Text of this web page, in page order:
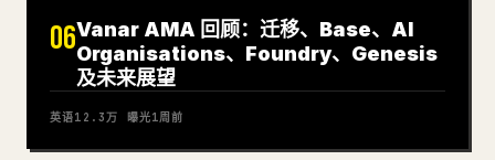
06Vanar AMA 回顾：迁移、Base、AI
Organisations、Foundry、Genesis
及未来展望
英语12.3万 曝光1周前